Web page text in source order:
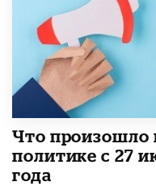
​Что произошло
политике с 27
года